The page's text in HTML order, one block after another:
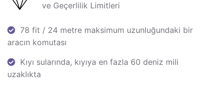
ve Geçerlilik Limitleri
78 fit / 24 metre maksimum uzunluğundaki bir
aracın komutası
Kıyı sularında, kıyıya en fazla 60 deniz mili
uzaklıkta